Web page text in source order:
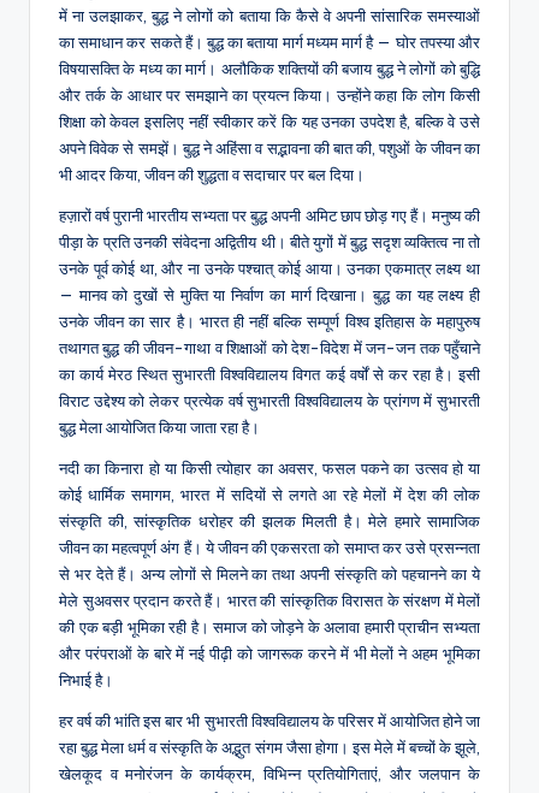
में ना उलझाकर, बुद्ध ने लोगों को बताया कि कैसे वे अपनी सांसारिक समस्याओं
का समाधान कर सकते हैं। बुद्ध का बताया मार्ग मध्यम मार्ग है — घोर तपस्या और
विषयासक्ति के मध्य का मार्ग। अलौकिक शक्तियों की बजाय बुद्ध ने लोगों को बुद्धि
और तर्क के आधार पर समझाने का प्रयत्न किया। उन्होंने कहा कि लोग किसी
शिक्षा को केवल इसलिए नहीं स्वीकार करें कि यह उनका उपदेश है, बल्कि वे उसे
अपने विवेक से समझें। बुद्ध ने अहिंसा व सद्भावना की बात की, पशुओं के जीवन का
भी आदर किया, जीवन की शुद्धता व सदाचार पर बल दिया।
हज़ारों वर्ष पुरानी भारतीय सभ्यता पर बुद्ध अपनी अमिट छाप छोड़ गए हैं। मनुष्य की
पीड़ा के प्रति उनकी संवेदना अद्वितीय थी। बीते युगों में बुद्ध सदृश व्यक्तित्व ना तो
उनके पूर्व कोई था, और ना उनके पश्चात् कोई आया। उनका एकमात्र लक्ष्य था
— मानव को दुखों से मुक्ति या निर्वाण का मार्ग दिखाना। बुद्ध का यह लक्ष्य ही
उनके जीवन का सार है। भारत ही नहीं बल्कि सम्पूर्ण विश्व इतिहास के महापुरुष
तथागत बुद्ध की जीवन-गाथा व शिक्षाओं को देश-विदेश में जन-जन तक पहुँचाने
का कार्य मेरठ स्थित सुभारती विश्वविद्यालय विगत कई वर्षों से कर रहा है। इसी
विराट उद्देश्य को लेकर प्रत्येक वर्ष सुभारती विश्वविद्यालय के प्रांगण में सुभारती
बुद्ध मेला आयोजित किया जाता रहा है।
नदी का किनारा हो या किसी त्योहार का अवसर, फसल पकने का उत्सव हो या
कोई धार्मिक समागम, भारत में सदियों से लगते आ रहे मेलों में देश की लोक
संस्कृति की, सांस्कृतिक धरोहर की झलक मिलती है। मेले हमारे सामाजिक
जीवन का महत्वपूर्ण अंग हैं। ये जीवन की एकसरता को समाप्त कर उसे प्रसन्नता
से भर देते हैं। अन्य लोगों से मिलने का तथा अपनी संस्कृति को पहचानने का ये
मेले सुअवसर प्रदान करते हैं। भारत की सांस्कृतिक विरासत के संरक्षण में मेलों
की एक बड़ी भूमिका रही है। समाज को जोड़ने के अलावा हमारी प्राचीन सभ्यता
और परंपराओं के बारे में नई पीढ़ी को जागरूक करने में भी मेलों ने अहम भूमिका
निभाई है।
हर वर्ष की भांति इस बार भी सुभारती विश्वविद्यालय के परिसर में आयोजित होने जा
रहा बुद्ध मेला धर्म व संस्कृति के अद्भुत संगम जैसा होगा। इस मेले में बच्चों के झूले,
खेलकूद व मनोरंजन के कार्यक्रम, विभिन्न प्रतियोगिताएं, और जलपान के